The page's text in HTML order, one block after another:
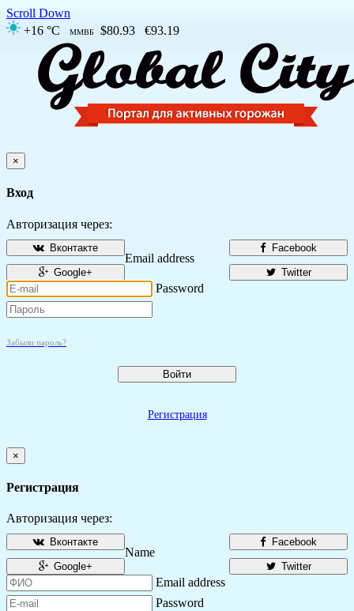
Scroll Down
+16 °C
ММВБ $80.93 €93.19
×
Вход
Авторизация через:
Facebook
Вконтакте
Twitter
Google+
Email address
Password
Забыли пароль?
Войти
Регистрация
×
Регистрация
Авторизация через:
Facebook
Вконтакте
Twitter
Google+
Name
Email address
Password